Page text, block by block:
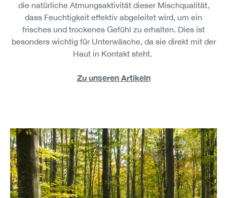
die natürliche Atmungsaktivität dieser Mischqualität,
dass Feuchtigkeit effektiv abgeleitet wird, um ein
frisches und trockenes Gefühl zu erhalten. Dies ist
besonders wichtig für Unterwäsche, da sie direkt mit der
Haut in Kontakt steht.
Zu unseren Artikeln